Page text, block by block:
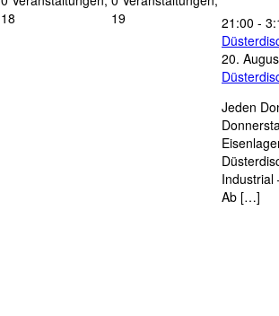
18
19
21:00 -
20.
Jeden
Industrial
Ab […]